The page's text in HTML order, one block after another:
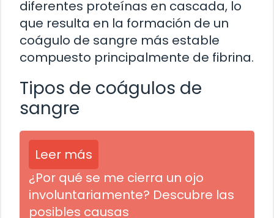
diferentes proteínas en cascada, lo
que resulta en la formación de un
coágulo de sangre más estable
compuesto principalmente de fibrina.
Tipos de coágulos de
sangre
Leer más
¿Por qué se me cierra un ojo
involuntariamente? Descubre las
posibles causas